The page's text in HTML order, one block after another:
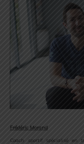
Frédéric Morand
Coach sportif spécialisé